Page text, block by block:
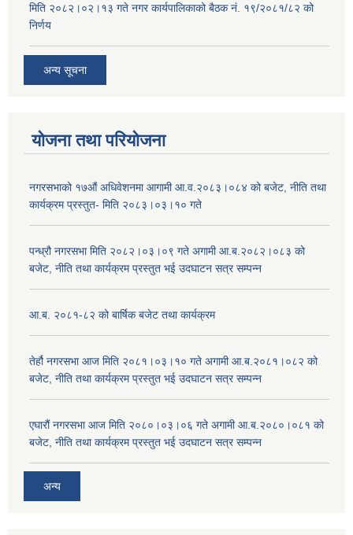
मिति २०८२।०२।१३ गते नगर कार्यपालिकाको बैठक नं. १९/२०८१/८२ को
निर्णय
अन्य सूचना
योजना तथा परियोजना
नगरसभाको १७औं अधिवेशनमा आगामी आ.व.२०८३।०८४ को बजेट, नीति तथा
कार्यक्रम प्रस्तुत- मिति २०८३।०३।१० गते
पन्ध्रौ नगरसभा मिति २०८२।०३।०९ गते अगामी आ.ब.२०८२।०८३ को
बजेट, नीति तथा कार्यक्रम प्रस्तुत भई उदघाटन सत्र सम्पन्न
आ.ब. २०८१-८२ को बार्षिक बजेट तथा कार्यक्रम
तेर्हौ नगरसभा आज मिति २०८१।०३।१० गते अगामी आ.ब.२०८१।०८२ को
बजेट, नीति तथा कार्यक्रम प्रस्तुत भई उदघाटन सत्र सम्पन्न
एघारौं नगरसभा आज मिति २०८०।०३।०६ गते अगामी आ.ब.२०८०।०८१ को
बजेट, नीति तथा कार्यक्रम प्रस्तुत भई उदघाटन सत्र सम्पन्न
अन्य